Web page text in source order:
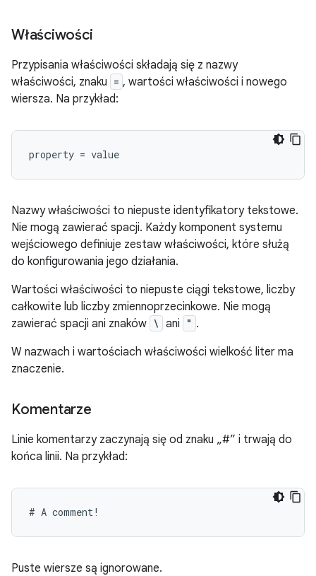
Właściwości
Przypisania właściwości składają się z nazwy
właściwości, znaku = , wartości właściwości i nowego
wiersza. Na przykład:
Nazwy właściwości to niepuste identyfikatory tekstowe.
Nie mogą zawierać spacji. Każdy komponent systemu
wejściowego definiuje zestaw właściwości, które służą
do konfigurowania jego działania.
Wartości właściwości to niepuste ciągi tekstowe, liczby
całkowite lub liczby zmiennoprzecinkowe. Nie mogą
zawierać spacji ani znaków \ ani " .
W nazwach i wartościach właściwości wielkość liter ma
znaczenie.
Komentarze
Linie komentarzy zaczynają się od znaku „#” i trwają do
końca linii. Na przykład:
Puste wiersze są ignorowane.